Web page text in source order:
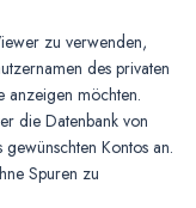
zu verwenden,
des privaten
anzeigen möchten.
die Datenbank von
Kontos an.
Spuren zu